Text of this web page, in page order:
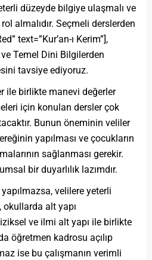
düzeyde bilgiye ulaşmalı ve
almalıdır. Seçmeli derslerden
text=”Kur’an-ı Kerim”],
Temel Dini Bilgilerden
tavsiye ediyoruz.
ile birlikte manevi değerler
için konulan dersler çok
Bunun öneminin veliler
yapılması ve çocukların
sağlanması gerekir.
bir duyarlılık lazımdır.
velilere yeterli
alt yapı
ve ilmi alt yapı ile birlikte
öğretmen kadrosu açılıp
ise bu çalışmanın verimli